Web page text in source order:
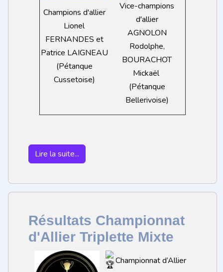
Champions d'allier
Lionel
FERNANDES et
Patrice LAIGNEAU
(Pétanque
Cussetoise)
Vice-champions
d'allier
AGNOLON
Rodolphe,
BOURACHOT
Mickaël
(Pétanque
Bellerivoise)
Lire la suite...
Résultats Championnat
d'Allier Triplette Mixte
Championnat d’Allier